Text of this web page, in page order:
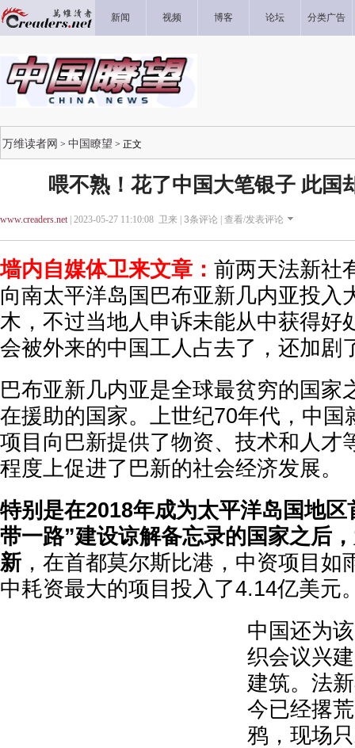
新闻 视频 博客 论坛 分类广告
万维读者网 > 中国瞭望 > 正文
喂不熟！花了中国大笔银子 此国
www.creaders.net| 2023-05-27 11:10:08 卫来 | 3条评论 | 查看/发表评论
墙内自媒体卫来文章： 前两天法新社
向南太平洋岛国巴布亚新几内亚投入
木，不过当地人申诉未能从中获得好
会被外来的中国工人占去了，还加剧
巴布亚新几内亚是全球最贫穷的国家
在援助的国家。上世纪70年代，中国
项目向巴新提供了物资、技术和人才
程度上促进了巴新的社会经济发展。
特别是在2018年成为太平洋岛国地
带一路”建设谅解备忘录的国家之后，
新 ，在首都莫尔斯比港，中资项目如
中耗资最大的项目投入了4.14亿美元
中国还为
织会议兴
建筑。法
今已经撂
鸦，现场